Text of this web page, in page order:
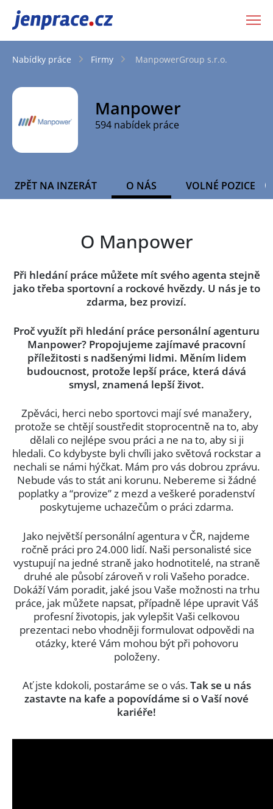
JenPráce.cz
Nabídky práce Firmy ManpowerGroup s.r.o.
Manpower
594 nabídek práce
ZPĚT NA INZERÁT O NÁS VOLNÉ POZICE
O Manpower
Při hledání práce můžete mít svého agenta stejně
jako třeba sportovní a rockové hvězdy. U nás je to
zdarma, bez provizí.
Proč využít při hledání práce personální agenturu
Manpower? Propojujeme zajímavé pracovní
příležitosti s nadšenými lidmi. Měním lidem
budoucnost, protože lepší práce, která dává
smysl, znamená lepší život.
Zpěváci, herci nebo sportovci mají své manažery,
protože se chtějí soustředit stoprocentně na to, aby
dělali co nejlépe svou práci a ne na to, aby si ji
hledali. Co kdybyste byli chvíli jako světová rockstar a
nechali se námi hýčkat. Mám pro vás dobrou zprávu.
Nebude vás to stát ani korunu. Nebereme si žádné
poplatky a “provize” z mezd a veškeré poradenství
poskytujeme uchazečům o práci zdarma.
Jako největší personální agentura v ČR, najdeme
ročně práci pro 24.000 lidí. Naši personalisté sice
vystupují na jedné straně jako hodnotitelé, na straně
druhé ale působí zároveň v roli Vašeho poradce.
Dokáží Vám poradit, jaké jsou Vaše možnosti na trhu
práce, jak můžete napsat, případně lépe upravit Váš
profesní životopis, jak vylepšit Vaši celkovou
prezentaci nebo vhodněji formulovat odpovědi na
otázky, které Vám mohou být při pohovoru
položeny.
Ať jste kdokoli, postaráme se o vás.Tak se u nás
zastavte na kafe a popovídáme si o Vaší nové
kariéře!